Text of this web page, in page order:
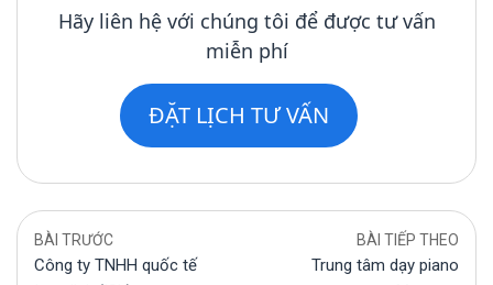
Hãy liên hệ với chúng tôi để được tư vấn
miễn phí
ĐẶT LỊCH TƯ VẤN
BÀI TRƯỚC
Công ty TNHH quốc tế
BÀI TIẾP THEO
Trung tâm dạy piano